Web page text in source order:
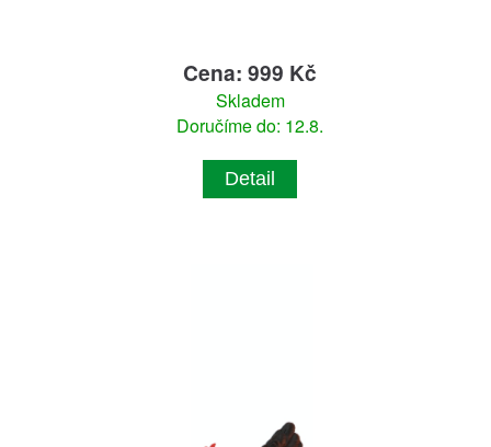
Cena: 999 Kč
Skladem
Doručíme do: 12.8.
Detail